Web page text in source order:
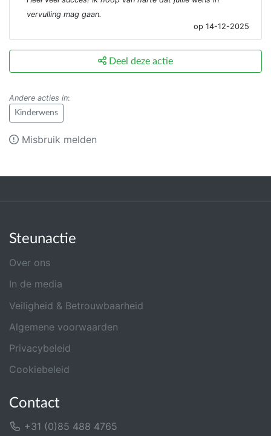
vervulling mag gaan.
op 14-12-2025
Deel deze actie
Andere acties in:
Kinderwens
Misbruik melden
Steunactie
Over ons
In de media
Veiligheid & Betrouwbaarheid
Algemene voorwaarden
Privacybeleid
Cookiebeleid
Contact
+31 (0)85 488 4765